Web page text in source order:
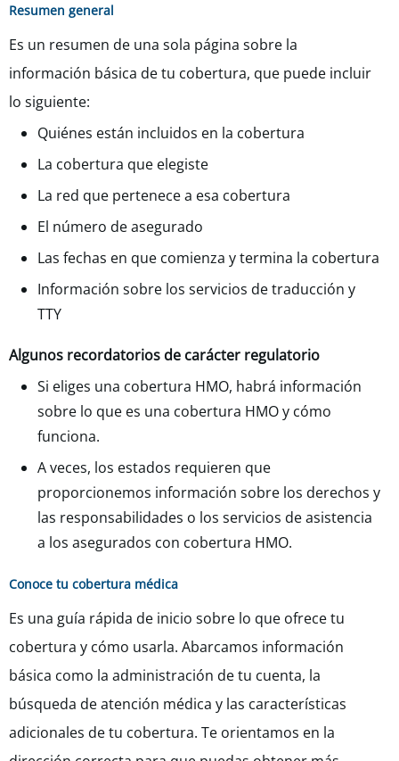
Resumen general
Es un resumen de una sola página sobre la
información básica de tu cobertura, que puede incluir
lo siguiente:
Quiénes están incluidos en la cobertura
La cobertura que elegiste
La red que pertenece a esa cobertura
El número de asegurado
Las fechas en que comienza y termina la cobertura
Información sobre los servicios de traducción y
TTY
Algunos recordatorios de carácter regulatorio
Si eliges una cobertura HMO, habrá información
sobre lo que es una cobertura HMO y cómo
funciona.
A veces, los estados requieren que
proporcionemos información sobre los derechos y
las responsabilidades o los servicios de asistencia
a los asegurados con cobertura HMO.
Conoce tu cobertura médica
Es una guía rápida de inicio sobre lo que ofrece tu
cobertura y cómo usarla. Abarcamos información
básica como la administración de tu cuenta, la
búsqueda de atención médica y las características
adicionales de tu cobertura. Te orientamos en la